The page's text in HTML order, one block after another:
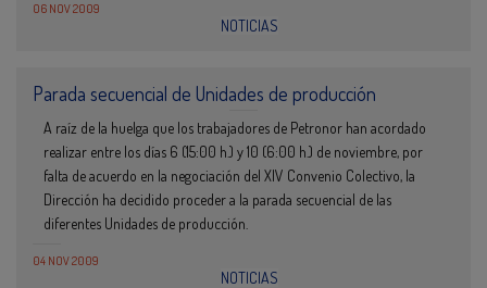
06 NOV 2009
NOTICIAS
Parada secuencial de Unidades de producción
A raíz de la huelga que los trabajadores de Petronor han acordado
realizar entre los días 6 (15:00 h.) y 10 (6:00 h.) de noviembre, por
falta de acuerdo en la negociación del XIV Convenio Colectivo, la
Dirección ha decidido proceder a la parada secuencial de las
diferentes Unidades de producción.
04 NOV 2009
NOTICIAS